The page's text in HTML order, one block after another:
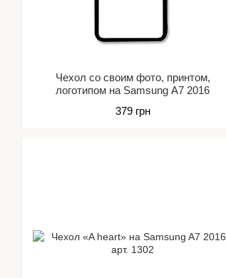
Чехол со своим фото, принтом,
логотипом на Samsung A7 2016
379 грн